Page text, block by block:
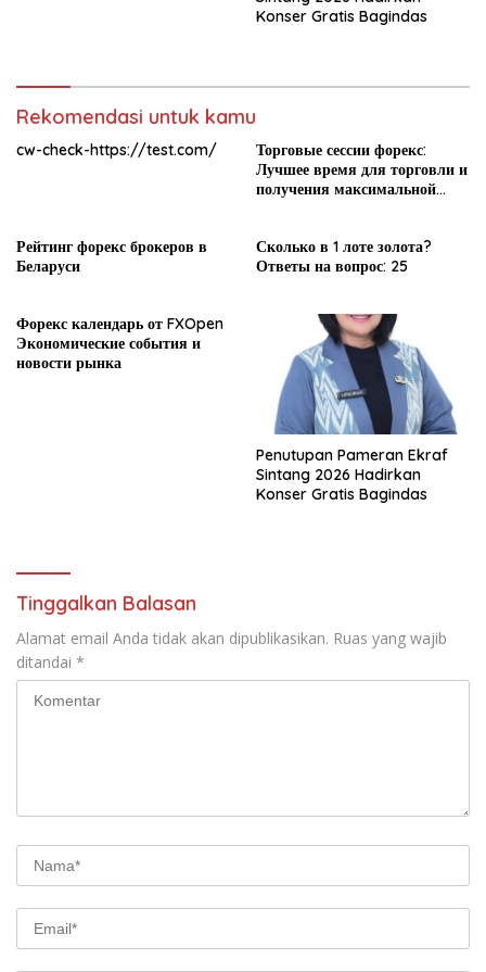
Konser Gratis Bagindas
Rekomendasi untuk kamu
cw-check-https://test.com/
Торговые сессии форекс:
Лучшее время для торговли и
получения максимальной
Рейтинг форекс брокеров в
Беларуси
Сколько в 1 лоте золота?
Ответы на вопрос: 25
Форекс календарь от FXOpen
Экономические события и
новости рынка
Penutupan Pameran Ekraf
Sintang 2026 Hadirkan
Konser Gratis Bagindas
Tinggalkan Balasan
Alamat email Anda tidak akan dipublikasikan. Ruas yang wajib
ditandai *